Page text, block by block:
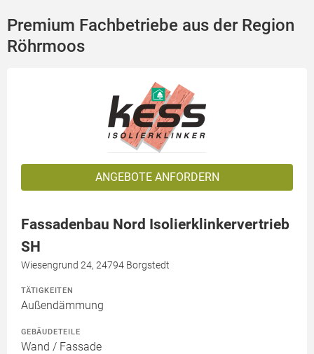
Premium Fachbetriebe aus der Region
Röhrmoos
ANGEBOTE ANFORDERN
Fassadenbau Nord Isolierklinkervertrieb
SH
Wiesengrund 24, 24794 Borgstedt
TÄTIGKEITEN
Außendämmung
GEBÄUDETEILE
Wand / Fassade